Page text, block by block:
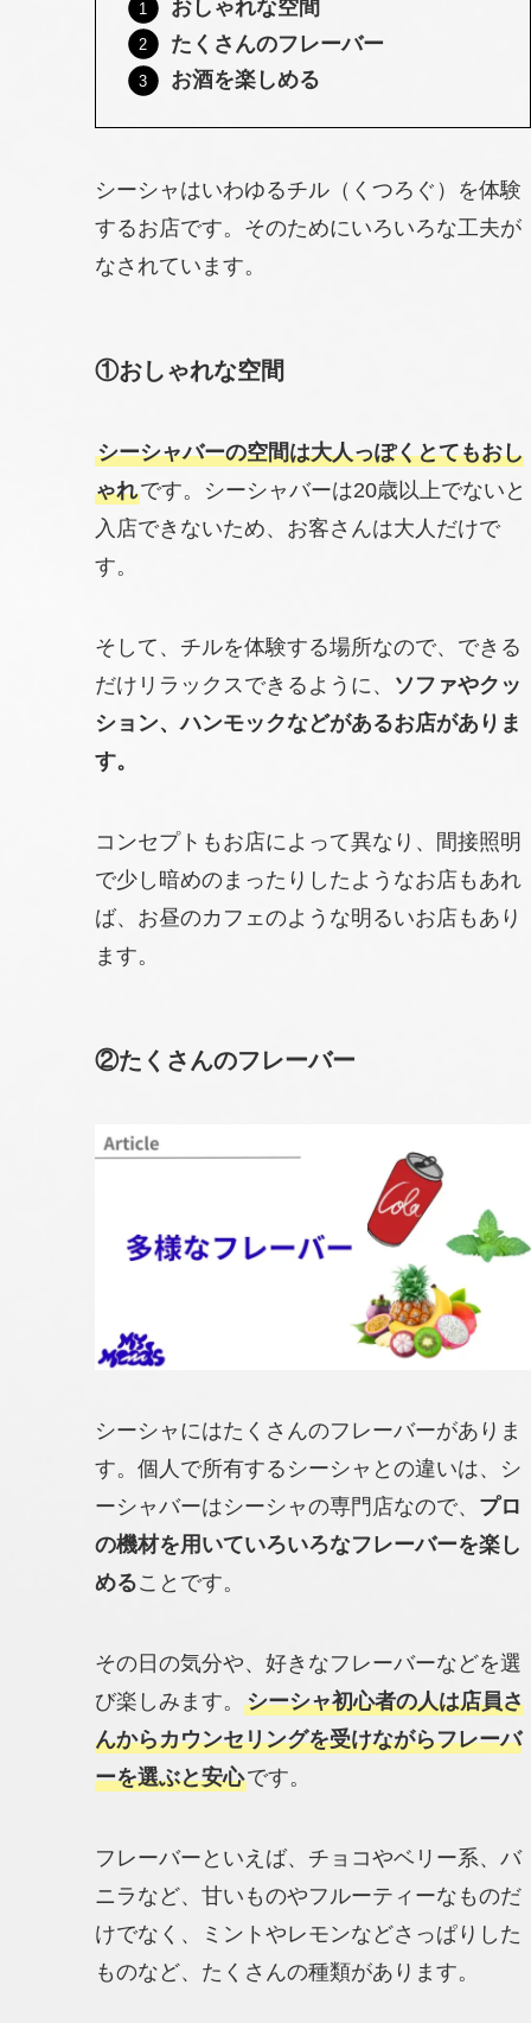
おしゃれな空間
たくさんのフレーバー
お酒を楽しめる
シーシャはいわゆるチル（くつろぐ）を体験
するお店です。そのためにいろいろな工夫が
なされています。
①おしゃれな空間
シーシャバーの空間は大人っぽくとてもおし
ゃれです。シーシャバーは20歳以上でないと
入店できないため、お客さんは大人だけで
す。
そして、チルを体験する場所なので、できる
だけリラックスできるように、 ソファやクッ
ション、ハンモックなどがあるお店がありま
す。
コンセプトもお店によって異なり、間接照明
で少し暗めのまったりしたようなお店もあれ
ば、お昼のカフェのような明るいお店もあり
ます。
②たくさんのフレーバー
シーシャにはたくさんのフレーバーがありま
す。個人で所有するシーシャとの違いは、シ
ーシャバーはシーシャの専門店なので、 プロ
の機材を用いていろいろなフレーバーを楽し
めることです。
その日の気分や、好きなフレーバーなどを選
び楽しみます。 シーシャ初心者の人は店員さ
んからカウンセリングを受けながらフレーバ
ーを選ぶと安心です。
フレーバーといえば、チョコやベリー系、バ
ニラなど、甘いものやフルーティーなものだ
けでなく、ミントやレモンなどさっぱりした
ものなど、たくさんの種類があります。